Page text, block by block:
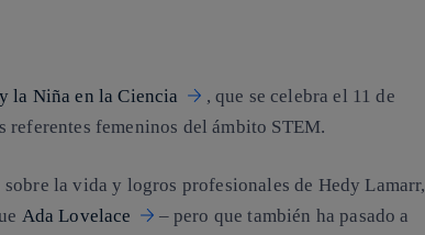
la Niña en la Ciencia
, que se celebra el 11 de
femeninos del ámbito STEM.
la vida y logros profesionales de Hedy Lamarr,
Ada Lovelace
– pero que también ha pasado a